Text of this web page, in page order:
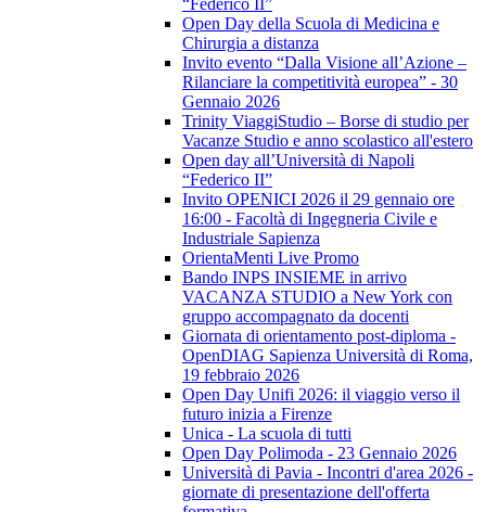
“Federico II”
Open Day della Scuola di Medicina e
Chirurgia a distanza
Invito evento “Dalla Visione all’Azione –
Rilanciare la competitività europea” - 30
Gennaio 2026
Trinity ViaggiStudio – Borse di studio per
Vacanze Studio e anno scolastico all'estero
Open day all’Università di Napoli
“Federico II”
Invito OPENICI 2026 il 29 gennaio ore
16:00 - Facoltà di Ingegneria Civile e
Industriale Sapienza
OrientaMenti Live Promo
Bando INPS INSIEME in arrivo
VACANZA STUDIO a New York con
gruppo accompagnato da docenti
Giornata di orientamento post-diploma -
OpenDIAG Sapienza Università di Roma,
19 febbraio 2026
Open Day Unifi 2026: il viaggio verso il
futuro inizia a Firenze
Unica - La scuola di tutti
Open Day Polimoda - 23 Gennaio 2026
Università di Pavia - Incontri d'area 2026 -
giornate di presentazione dell'offerta